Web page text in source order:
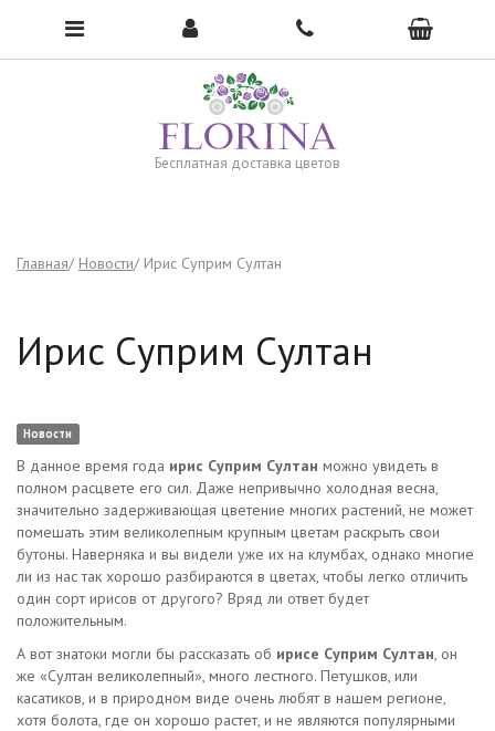
Бесплатная доставка цветов
Чтобы открыть меню, нажмите сюда →
Главная Новости Ирис Суприм Султан
Ирис Суприм Султан
Новости
В данное время года ирис Суприм Султан можно увидеть в
полном расцвете его сил. Даже непривычно холодная весна,
значительно задерживающая цветение многих растений, не может
помешать этим великолепным крупным цветам раскрыть свои
бутоны. Наверняка и вы видели уже их на клумбах, однако многие
ли из нас так хорошо разбираются в цветах, чтобы легко отличить
один сорт ирисов от другого? Вряд ли ответ будет
положительным.
А вот знатоки могли бы рассказать об ирисе Суприм Султан, он
же «Султан великолепный», много лестного. Петушков, или
касатиков, и в природном виде очень любят в нашем регионе,
хотя болота, где он хорошо растет, и не являются популярными